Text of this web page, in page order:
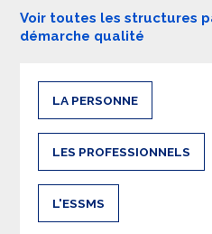
Voir toutes les structures
démarche qualité
LA PERSONNE
LES PROFESSIONNELS
L'ESSMS